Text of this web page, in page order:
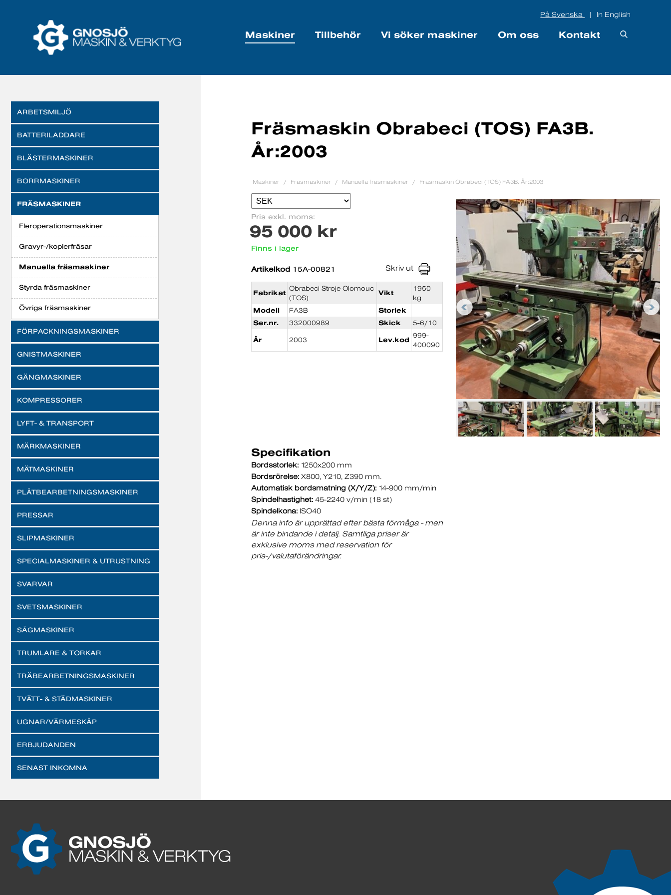
På Svenska In English
Maskiner Tillbehör Vi söker maskiner Om oss Kontakt
ARBETSMILJÖ
BATTERILADDARE
BLÄSTERMASKINER
BORRMASKINER
FRÄSMASKINER
Fleroperationsmaskiner
Gravyr-/kopierfräsar
Manuella fräsmaskiner
Styrda fräsmaskiner
Övriga fräsmaskiner
FÖRPACKNINGSMASKINER
GNISTMASKINER
GÄNGMASKINER
KOMPRESSORER
LYFT- & TRANSPORT
MÄRKMASKINER
MÄTMASKINER
PLÅTBEARBETNINGSMASKINER
PRESSAR
SLIPMASKINER
SPECIALMASKINER & UTRUSTNING
SVARVAR
SVETSMASKINER
SÅGMASKINER
TRUMLARE & TORKAR
TRÄBEARBETNINGSMASKINER
TVÄTT- & STÄDMASKINER
UGNAR/VÄRMESKÅP
ERBJUDANDEN
SENAST INKOMNA
Fräsmaskin Obrabeci (TOS) FA3B.
År:2003
Maskiner Fräsmaskiner Manuella fräsmaskiner Fräsmaskin Obrabeci (TOS) FA3B. År:2003
Pris exkl. moms:
95 000 kr
Finns i lager
Artikelkod 15A-00821 Skriv ut
Fabrikat
Obrabeci Stroje Olomouc
(TOS)
Vikt
1950
kg
Modell
FA3B
Storlek
Ser.nr.
332000989 Skick 5-6/10
År 2003 Lev.kod
999-
400090
Specifikation
Bordsstorlek: 1250x200 mm
Bordsrörelse: X800, Y210, Z390 mm.
Automatisk bordsmatning (X/Y/Z): 14-900 mm/min
Spindelhastighet: 45-2240 v/min (18 st)
Spindelkona: ISO40
Denna info är upprättad efter bästa förmåga - men
är inte bindande i detalj. Samtliga priser är
exklusive moms med reservation för
pris-/valutaförändringar.